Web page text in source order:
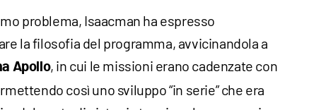
problema, Isaacman ha espresso
la filosofia del programma, avvicinandola a
Apollo, in cui le missioni erano cadenzate con
così uno sviluppo “in serie” che era